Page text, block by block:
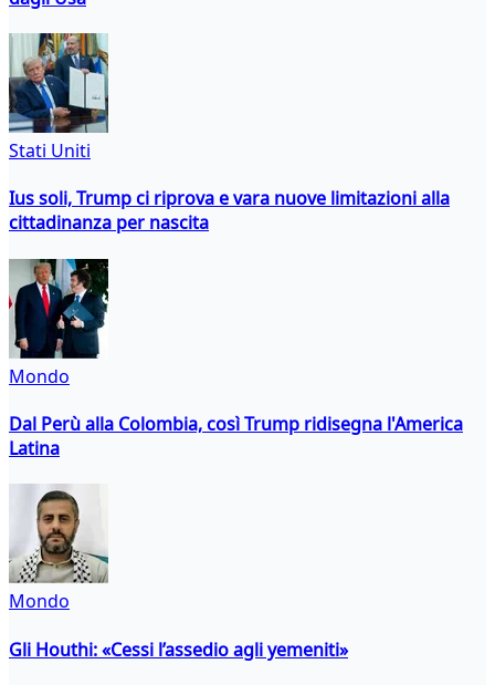
Stati Uniti
Ius soli, Trump ci riprova e vara nuove limitazioni alla
cittadinanza per nascita
Mondo
Dal Perù alla Colombia, così Trump ridisegna l'America
Latina
Mondo
Gli Houthi: «Cessi l’assedio agli yemeniti»